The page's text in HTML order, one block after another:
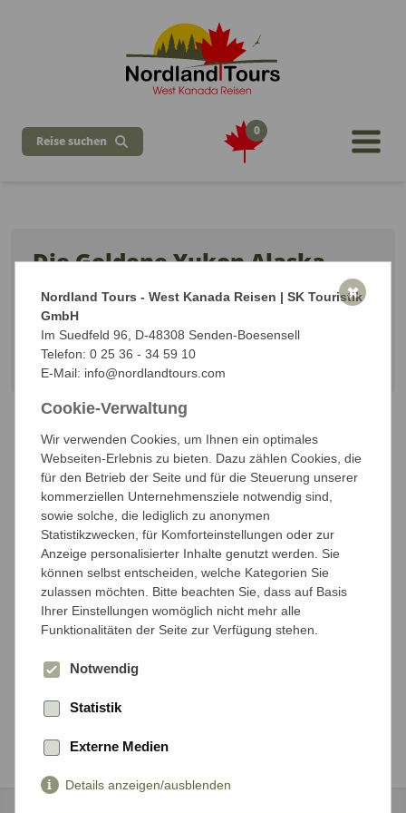
Reise suchen
0
Die Goldene Yukon Alaska
Runde
8 Tage Rundreise ab / bis Whitehorse
Vom 02.08.2026 bis zum 09.08.2026 (8 Tage)
Start: Whitehorse | Ziel: Whitehorse
Anzahl der Reisenden
Mit wieviel Personen möchten Sie reisen?
Anzahl Erwachsene*
Anzahl Kinder unter 18 Jahren*
Nordland Tours - West Kanada Reisen | SK Touristik
GmbH
Im Suedfeld 96, D-48308 Senden-Boesensell
Telefon: 0 25 36 - 34 59 10
E-Mail: info@nordlandtours.com
Cookie-Verwaltung
Wir verwenden Cookies, um Ihnen ein optimales
Webseiten-Erlebnis zu bieten. Dazu zählen Cookies, die
für den Betrieb der Seite und für die Steuerung unserer
kommerziellen Unternehmensziele notwendig sind,
sowie solche, die lediglich zu anonymen
Statistikzwecken, für Komforteinstellungen oder zur
Anzeige personalisierter Inhalte genutzt werden. Sie
können selbst entscheiden, welche Kategorien Sie
zulassen möchten. Bitte beachten Sie, dass auf Basis
Ihrer Einstellungen womöglich nicht mehr alle
Funktionalitäten der Seite zur Verfügung stehen.
Notwendig
Statistik
Externe Medien
Details anzeigen/ausblenden
✖